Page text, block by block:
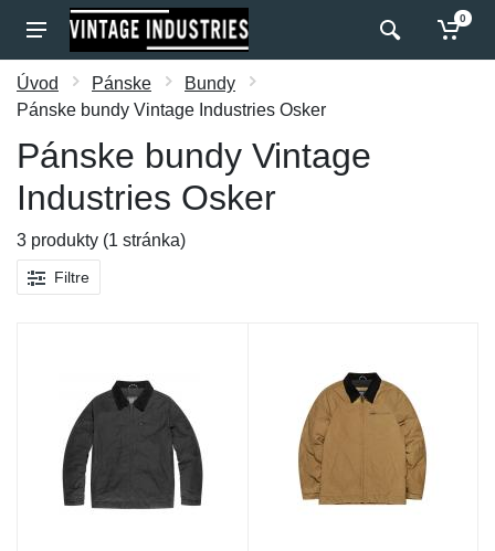
0
Úvod Pánske
Bundy
Pánske bundy Vintage Industries Osker
Pánske bundy Vintage
Industries Osker
3 produkty (1 stránka)
Filtre